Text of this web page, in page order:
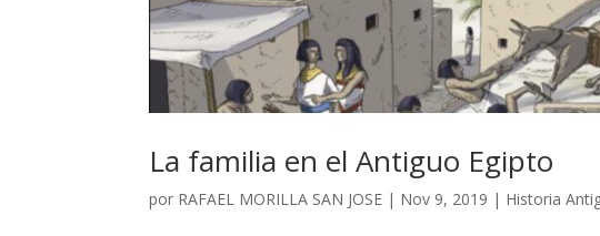
La familia en el Antiguo Egipto
por RAFAEL MORILLA SAN JOSE | Nov 9, 2019 | Historia